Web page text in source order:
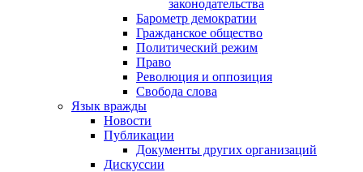
законодательства
Барометр демократии
Гражданское общество
Политический режим
Право
Революция и оппозиция
Свобода слова
Язык вражды
Новости
Публикации
Документы других организаций
Дискуссии